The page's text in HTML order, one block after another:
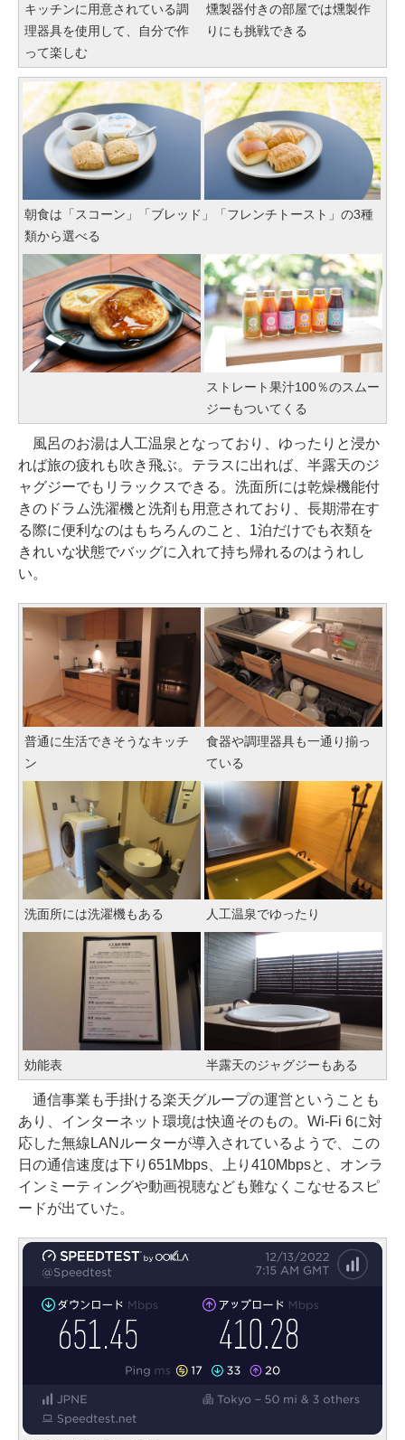
キッチンに用意されている調
理器具を使用して、自分で作
って楽しむ
燻製器付きの部屋では燻製作
りにも挑戦できる
朝食は「スコーン」「ブレッド」「フレンチトースト」の3種
類から選べる
ストレート果汁100％のスムー
ジーもついてくる
風呂のお湯は人工温泉となっており、ゆったりと浸か
れば旅の疲れも吹き飛ぶ。テラスに出れば、半露天のジ
ャグジーでもリラックスできる。洗面所には乾燥機能付
きのドラム洗濯機と洗剤も用意されており、長期滞在す
る際に便利なのはもちろんのこと、1泊だけでも衣類を
きれいな状態でバッグに入れて持ち帰れるのはうれし
い。
普通に生活できそうなキッチ
ン
食器や調理器具も一通り揃っ
ている
洗面所には洗濯機もある 人工温泉でゆったり
効能表 半露天のジャグジーもある
通信事業も手掛ける楽天グループの運営ということも
あり、インターネット環境は快適そのもの。Wi-Fi 6に対
応した無線LANルーターが導入されているようで、この
日の通信速度は下り651Mbps、上り410Mbpsと、オンラ
インミーティングや動画視聴なども難なくこなせるスピ
ードが出ていた。